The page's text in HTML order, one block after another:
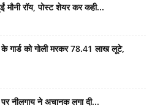
मौनी रॉय, पोस्ट शेयर कर कही...
के गार्ड को गोली मरकर 78.41 लाख लूटे,
नीलगाय ने अचानक लगा दी...